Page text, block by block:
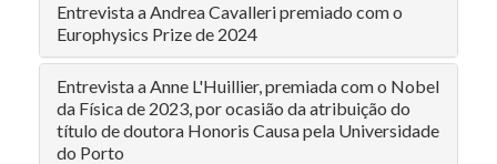
Entrevista a Andrea Cavalleri premiado com o
Europhysics Prize de 2024
Entrevista a Anne L'Huillier, premiada com o Nobel
da Física de 2023, por ocasião da atribuição do
título de doutora Honoris Causa pela Universidade
do Porto